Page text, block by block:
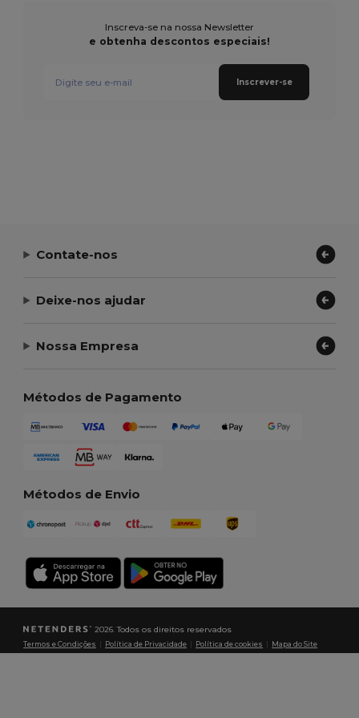
Inscreva-se na nossa Newsletter
e obtenha descontos especiais!
Inscrever-se
Contate-nos
Deixe-nos ajudar
Nossa Empresa
Métodos de Pagamento
Métodos de Envio
2026. Todos os direitos reservados
Termos e Condições Política de Privacidade Política de cookies Mapa do Site